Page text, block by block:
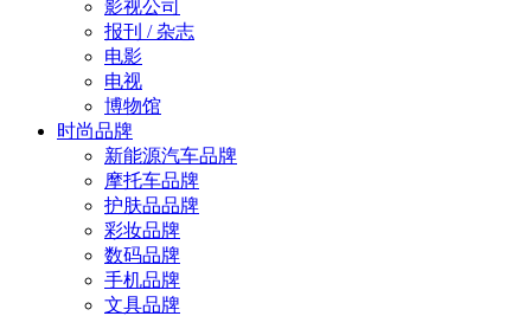
影视公司
报刊 / 杂志
电影
电视
博物馆
时尚品牌
新能源汽车品牌
摩托车品牌
护肤品品牌
彩妆品牌
数码品牌
手机品牌
文具品牌